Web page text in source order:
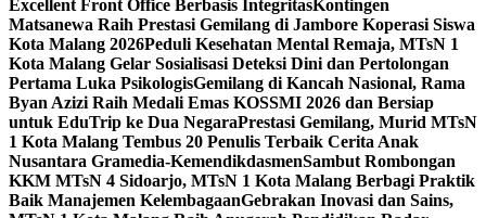
Excellent Front Office Berbasis IntegritasKontingen
Matsanewa Raih Prestasi Gemilang di Jambore Koperasi Siswa
Kota Malang 2026Peduli Kesehatan Mental Remaja, MTsN 1
Kota Malang Gelar Sosialisasi Deteksi Dini dan Pertolongan
Pertama Luka PsikologisGemilang di Kancah Nasional, Rama
Byan Azizi Raih Medali Emas KOSSMI 2026 dan Bersiap
untuk EduTrip ke Dua NegaraPrestasi Gemilang, Murid MTsN
1 Kota Malang Tembus 20 Penulis Terbaik Cerita Anak
Nusantara Gramedia-KemendikdasmenSambut Rombongan
KKM MTsN 4 Sidoarjo, MTsN 1 Kota Malang Berbagi Praktik
Baik Manajemen KelembagaanGebrakan Inovasi dan Sains,